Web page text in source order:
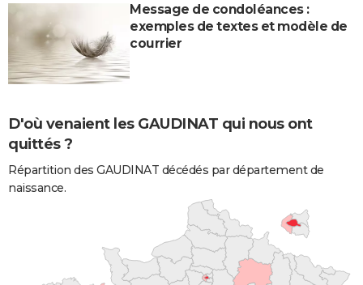
Message de condoléances :
exemples de textes et modèle de
courrier
D'où venaient les GAUDINAT qui nous ont
quittés ?
Répartition des GAUDINAT décédés par département de
naissance.